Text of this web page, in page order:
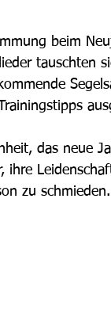
beim
tauschten
das neue
ihre
zu schmieden.